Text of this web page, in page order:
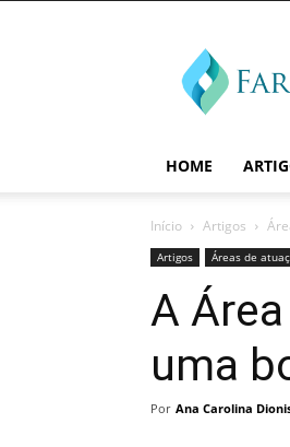
HOME
Início Artigos
Artigos Áreas de
A
uma
Por Ana Carolina